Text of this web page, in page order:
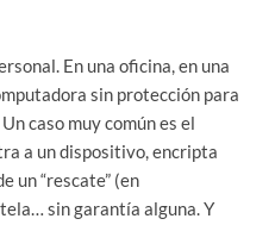
En una oficina, en una
sin protección para
Un caso muy común es el
a un dispositivo, encripta
un “rescate” (en
sin garantía alguna. Y